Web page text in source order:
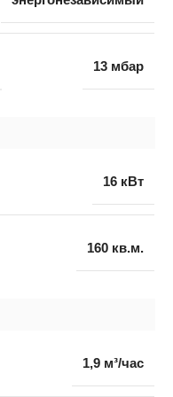
13 мбар
16 кВт
160 кв.м.
1,9 м³/час